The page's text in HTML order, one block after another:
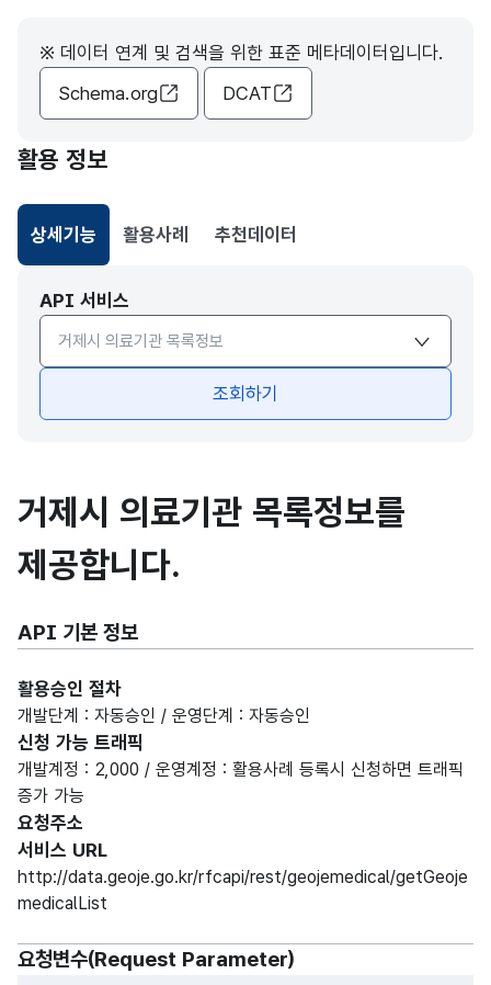
※ 데이터 연계 및 검색을 위한 표준 메타데이터입니다.
Schema.org
DCAT
활용 정보
상세기능
선택됨
활용사례 추천데이터
API 서비스
API서비스 종류 선택
조회하기
거제시 의료기관 목록정보를
제공합니다.
API 기본 정보
활용승인 절차
개발단계 : 자동승인 / 운영단계 : 자동승인
신청 가능 트래픽
개발계정 : 2,000 / 운영계정 : 활용사례 등록시 신청하면 트래픽
증가 가능
요청주소
서비스 URL
http://data.geoje.go.kr/rfcapi/rest/geojemedical/getGeoje
medicalList
요청변수(Request Parameter)